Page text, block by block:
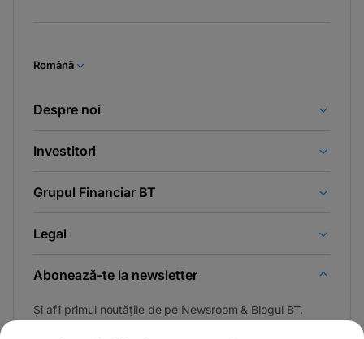
Română
Despre noi
Investitori
Grupul Financiar BT
Legal
Abonează-te la newsletter
Și afli primul noutățile de pe Newsroom & Blogul BT.